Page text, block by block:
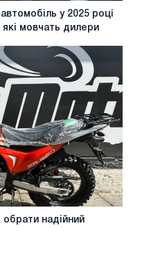
у 2025 році
мовчать дилери
обрати надійний